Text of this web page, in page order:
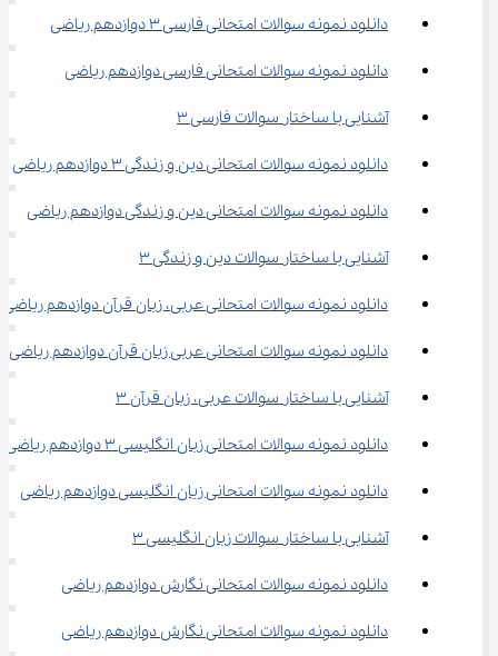
دانلود نمونه سوالات امتحانی فارسی ۳ دوازدهم ریاضی
دانلود نمونه سوالات امتحانی فارسی دوازدهم ریاضی
آشنایی با ساختار سوالات فارسی ۳
دانلود نمونه سوالات امتحانی دین و زندگی ۳ دوازدهم ریاضی
دانلود نمونه سوالات امتحانی دین و زندگی دوازدهم ریاضی
آشنایی با ساختار سوالات دین و زندگی ۳
دانلود نمونه سوالات امتحانی عربی، زبان قرآن دوازدهم ریاضی
دانلود نمونه سوالات امتحانی عربی زبان قرآن دوازدهم ریاضی
آشنایی با ساختار سوالات عربی، زبان قرآن ۳
دانلود نمونه سوالات امتحانی زبان انگلیسی ۳ دوازدهم ریاضی
دانلود نمونه سوالات امتحانی زیان انگلیسی دوازدهم ریاضی
آشنایی با ساختار سوالات زبان انگلیسی ۳
دانلود نمونه سوالات امتحانی نگارش دوازدهم ریاضی
دانلود نمونه سوالات امتحانی نگارش دوازدهم ریاضی